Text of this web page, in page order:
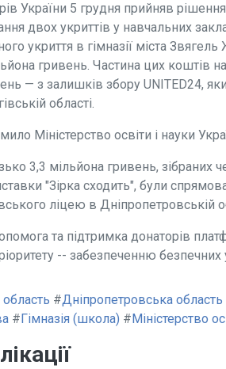
України 5 грудня прийняв
двох укриттів у навчальних
укриття в гімназії міста
гривень. Частина цих коштів
— з залишків збору UNITED24,
області.
Міністерство освіти і науки
3,3 мільйона гривень, зібраних
"Зірка сходить", були
ліцею в Дніпропетровській
та підтримка донаторів
-- забезпеченню
область #Дніпропетровська область
# Гімназія (школа) # Міністерство